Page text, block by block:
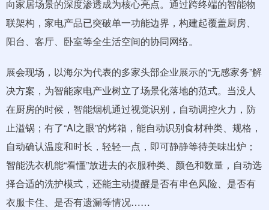
向家居场景的深度渗透成为核心亮点。通过跨终端的智能物
联架构，家电产品已突破单一功能边界，构建起覆盖厨房、
阳台、客厅、卧室等全生活空间的协同网络。
展会现场，以海尔为代表的多家头部企业展示的“无感家务”解
决方案，为智能家电产业树立了场景化落地的范式。当没人
在厨房的时候，智能烟机通过视觉识别，自动调控火力，防
止溢锅；有了“AI之眼”的烤箱，能自动识别食材种类、规格，
自动确认温度和时长，轻轻一点，即可静静等待美味出炉；
智能洗衣机能“看懂”放进去的衣服种类、颜色和数量，自动选
择合适的洗护模式，还能主动提醒是否有串色风险、是否有
衣服卡住、是否有遗漏等情况……